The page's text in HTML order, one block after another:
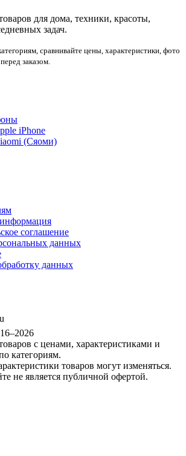
для дома, техники, красоты,
задач.
сравнивайте цены, характеристики, фото
заказом.
iPhone
(Сяоми)
соглашение
данных
данных
с ценами, характеристиками и
категориям.
товаров могут изменяться.
не является публичной офертой.